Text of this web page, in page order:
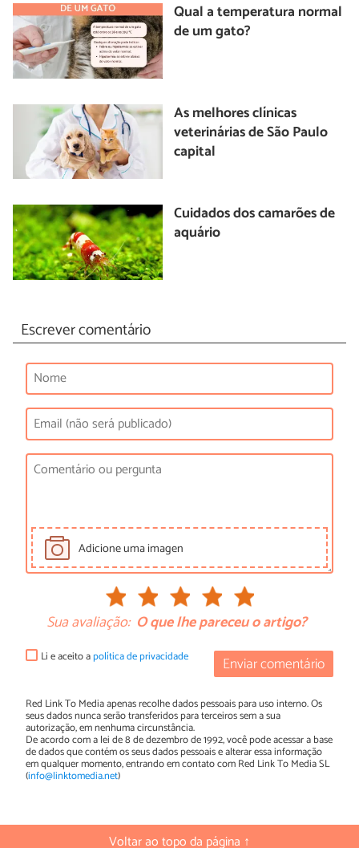
Qual a temperatura normal
de um gato?
As melhores clínicas
veterinárias de São Paulo
capital
Cuidados dos camarões de
aquário
Escrever comentário
Adicione uma imagen
Sua avaliação: O que lhe pareceu o artigo?
Enviar comentário
Li e aceito apolítica de privacidade
Red Link To Media apenas recolhe dados pessoais para uso interno. Os
seus dados nunca serão transferidos para terceiros sem a sua
autorização, em nenhuma circunstância.
De acordo com a lei de 8 de dezembro de 1992, você pode acessar a base
de dados que contém os seus dados pessoais e alterar essa informação
em qualquer momento, entrando em contato com Red Link To Media SL
(info@linktomedia.net)
Voltar ao topo da página ↑